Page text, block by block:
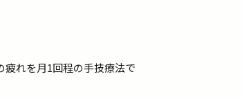
れを月1回程の手技療法で